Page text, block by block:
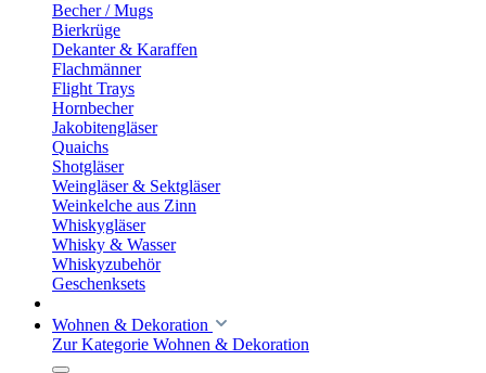
Becher / Mugs
Bierkrüge
Dekanter & Karaffen
Flachmänner
Flight Trays
Hornbecher
Jakobitengläser
Quaichs
Shotgläser
Weingläser & Sektgläser
Weinkelche aus Zinn
Whiskygläser
Whisky & Wasser
Whiskyzubehör
Geschenksets
Wohnen & Dekoration
Zur Kategorie Wohnen & Dekoration